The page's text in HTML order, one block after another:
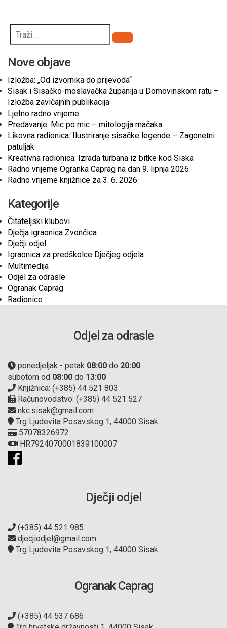
Pretraži
Nove objave
Izložba: „Od izvornika do prijevoda“
Sisak i Sisačko-moslavačka županija u Domovinskom ratu –
Izložba zavičajnih publikacija
Ljetno radno vrijeme
Predavanje: Mic po mic – mitologija mačaka
Likovna radionica: Ilustriranje sisačke legende – Zagonetni
patuljak
Kreativna radionica: Izrada turbana iz bitke kod Siska
Radno vrijeme Ogranka Caprag na dan 9. lipnja 2026.
Radno vrijeme knjižnice za 3. 6. 2026.
Kategorije
Čitateljski klubovi
Dječja igraonica Zvončica
Dječji odjel
Igraonica za predškolce Dječjeg odjela
Multimedija
Odjel za odrasle
Ogranak Caprag
Radionice
Odjel za odrasle
ponedjeljak - petak 08:00 do 20:00
subotom od 08:00 do 13:00
Knjižnica: (+385) 44 521 803
Računovodstvo: (+385) 44 521 527
nkc.sisak@gmail.com
Trg Ljudevita Posavskog 1, 44000 Sisak
57078326972
HR7924070001839100007
Dječji odjel
(+385) 44 521 985
djecjiodjel@gmail.com
Trg Ljudevita Posavskog 1, 44000 Sisak
Ogranak Caprag
(+385) 44 537 686